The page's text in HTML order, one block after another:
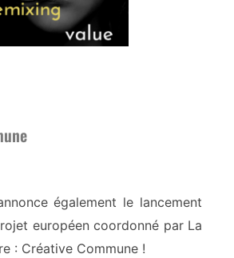
également le lancement
européen coordonné par La
: Créative Commune !